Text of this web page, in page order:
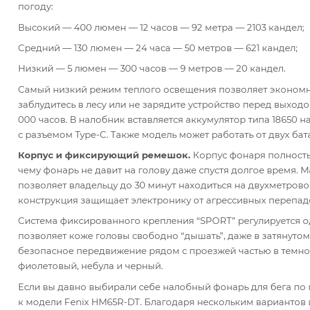
погоду:
Высокий — 400 люмен — 12 часов — 92 метра — 2103 кандел;
Средний — 130 люмен — 24 часа — 50 метров — 621 кандел;
Низкий — 5 люмен — 300 часов — 9 метров — 20 кандел.
Самый низкий режим теплого освещения позволяет
заблудитесь в лесу или не зарядите устройство перед
000 часов. В налобник вставляется аккумулятор типа
с разъемом Type-C. Также модель может работать от двух
Корпус и фиксирующий ремешок. Корпус фонаря
чему фонарь не давит на голову даже спустя долгое время.
позволяет владельцу до 30 минут находиться на
конструкция защищает электронику от агрессивных
Система фиксированного крепления “SPORT”
позволяет коже головы свободно “дышать”, даже в
безопасное передвижение рядом с проезжей частью в
фиолетовый, небула и черный.
Если вы давно выбирали себе налобный фонарь для бега
к модели Fenix HM65R-DT. Благодаря нескольким